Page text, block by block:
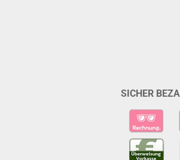
SICHER